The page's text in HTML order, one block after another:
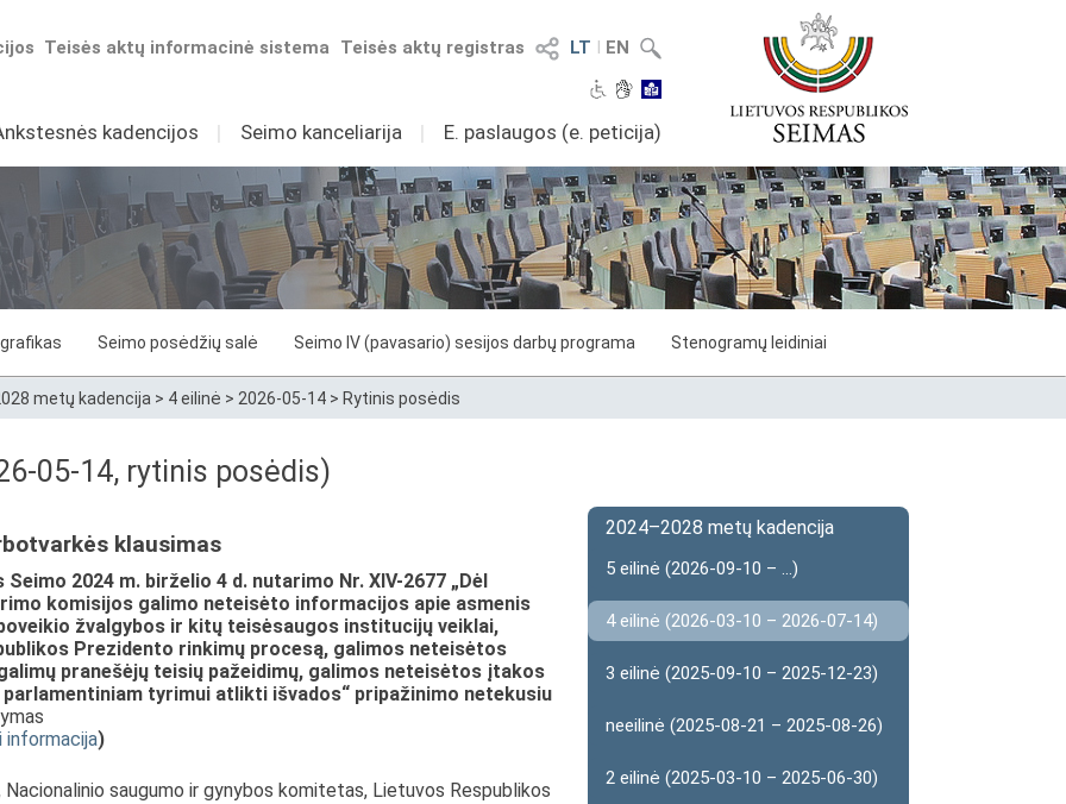
LT I EN
Teisės aktų registras
Teisės aktų informacinė sistema
kadencijos I Seimo kanceliarija I E. paslaugos (e. peticija)
grafikas Seimo posėdžių salė Seimo IV (pavasario) sesijos darbų programa Stenogramų leidiniai
metų kadencija > 4 eilinė > 2026-05-14 > Rytinis posėdis
05-14, rytinis posėdis)
klausimas
2024 m. birželio 4 d. nutarimo Nr. XIV-2677 „Dėl
komisijos galimo neteisėto informacijos apie asmenis
žvalgybos ir kitų teisėsaugos institucijų veiklai,
Prezidento rinkimų procesą, galimos neteisėtos
pranešėjų teisių pažeidimų, galimos neteisėtos įtakos
parlamentiniam tyrimui atlikti išvados“ pripažinimo netekusiu
informacija)
Nacionalinio saugumo ir gynybos komitetas, Lietuvos Respublikos
2024–2028 metų kadencija
5 eilinė (2026-09-10 – ...)
4 eilinė (2026-03-10 – 2026-07-14)
3 eilinė (2025-09-10 – 2025-12-23)
neeilinė (2025-08-21 – 2025-08-26)
2 eilinė (2025-03-10 – 2025-06-30)